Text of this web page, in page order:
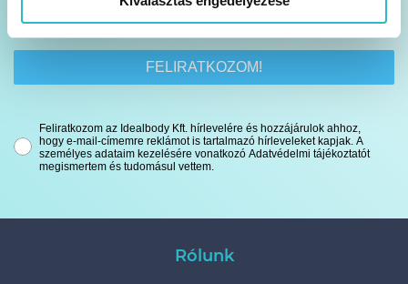
FELIRATKOZOM!
Feliratkozom az Idealbody Kft. hírlevelére és hozzájárulok ahhoz,
hogy e-mail-címemre reklámot is tartalmazó hírleveleket kapjak. A
személyes adataim kezelésére vonatkozó Adatvédelmi tájékoztatót
megismertem és tudomásul vettem.
Rólunk